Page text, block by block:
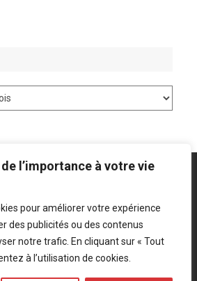
l’importance à votre vie
pour améliorer votre expérience
des publicités ou des contenus
notre trafic. En cliquant sur « Tout
à l’utilisation de cookies.
de confidentialité